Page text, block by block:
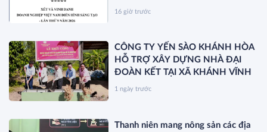
16 giờ trước
CÔNG TY YẾN SÀO KHÁNH HÒA
HỖ TRỢ XÂY DỰNG NHÀ ĐẠI
ĐOÀN KẾT TẠI XÃ KHÁNH VĨNH
1 ngày trước
Thanh niên mang nông sản các địa